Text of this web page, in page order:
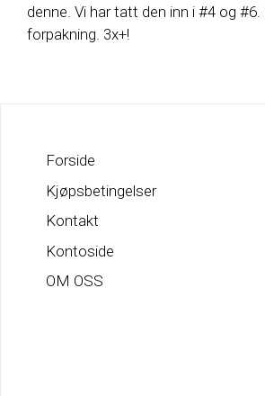
denne. Vi har tatt den inn i #4 og #6.
forpakning. 3x+!
Forside
Kjøpsbetingelser
Kontakt
Kontoside
OM OSS